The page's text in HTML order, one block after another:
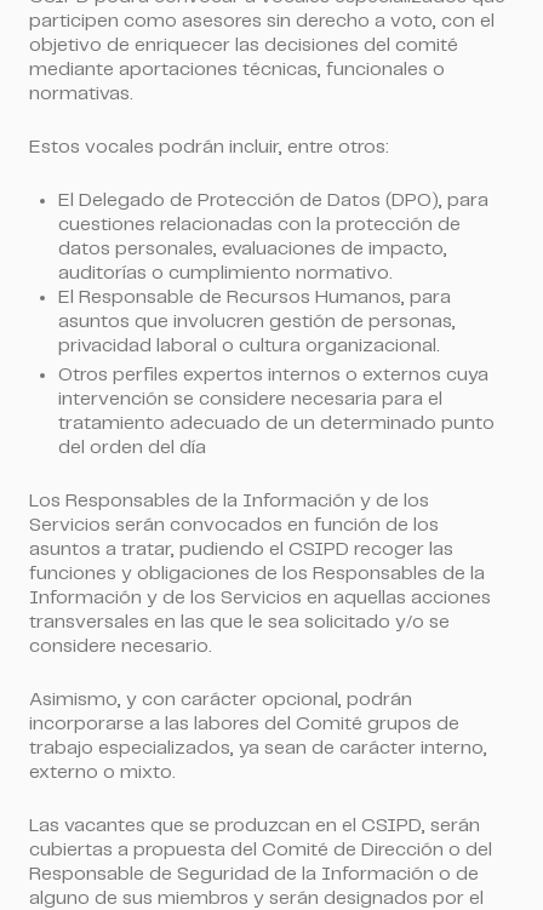
participen como asesores sin derecho a voto, con el
objetivo de enriquecer las decisiones del comité
mediante aportaciones técnicas, funcionales o
normativas.
Estos vocales podrán incluir, entre otros:
El Delegado de Protección de Datos (DPO), para
cuestiones relacionadas con la protección de
datos personales, evaluaciones de impacto,
auditorías o cumplimiento normativo.
El Responsable de Recursos Humanos, para
asuntos que involucren gestión de personas,
privacidad laboral o cultura organizacional.
Otros perfiles expertos internos o externos cuya
intervención se considere necesaria para el
tratamiento adecuado de un determinado punto
del orden del día
Los Responsables de la Información y de los
Servicios serán convocados en función de los
asuntos a tratar, pudiendo el CSIPD recoger las
funciones y obligaciones de los Responsables de la
Información y de los Servicios en aquellas acciones
transversales en las que le sea solicitado y/o se
considere necesario.
Asimismo, y con carácter opcional, podrán
incorporarse a las labores del Comité grupos de
trabajo especializados, ya sean de carácter interno,
externo o mixto.
Las vacantes que se produzcan en el CSIPD, serán
cubiertas a propuesta del Comité de Dirección o del
Responsable de Seguridad de la Información o de
alguno de sus miembros y serán designados por el